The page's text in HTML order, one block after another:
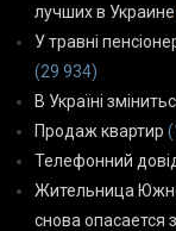
лучших в Украине
У травні
(29 934)
В Україні
Продаж квартир
Телефонний
Жительница
снова опасается